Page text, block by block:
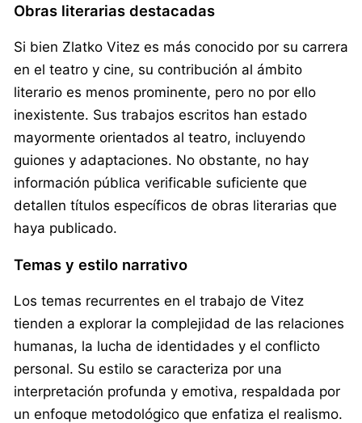
Obras literarias destacadas
Si bien Zlatko Vitez es más conocido por su carrera
en el teatro y cine, su contribución al ámbito
literario es menos prominente, pero no por ello
inexistente. Sus trabajos escritos han estado
mayormente orientados al teatro, incluyendo
guiones y adaptaciones. No obstante, no hay
información pública verificable suficiente que
detallen títulos específicos de obras literarias que
haya publicado.
Temas y estilo narrativo
Los temas recurrentes en el trabajo de Vitez
tienden a explorar la complejidad de las relaciones
humanas, la lucha de identidades y el conflicto
personal. Su estilo se caracteriza por una
interpretación profunda y emotiva, respaldada por
un enfoque metodológico que enfatiza el realismo.